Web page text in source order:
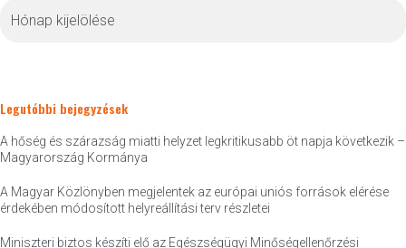
Legutóbbi bejegyzések
A hőség és szárazság miatti helyzet legkritikusabb öt napja következik –
Magyarország Kormánya
A Magyar Közlönyben megjelentek az európai uniós források elérése
érdekében módosított helyreállítási terv részletei
Miniszteri biztos készíti elő az Egészségügyi Minőségellenőrzési